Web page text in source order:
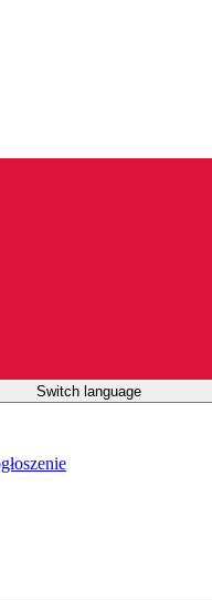
Switch language